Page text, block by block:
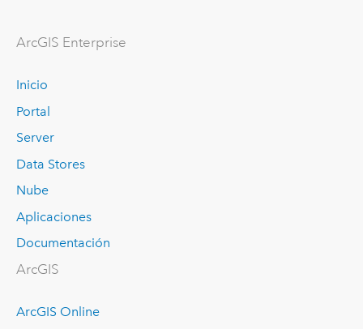
ArcGIS Enterprise
Inicio
Portal
Server
Data Stores
Nube
Aplicaciones
Documentación
ArcGIS
ArcGIS Online